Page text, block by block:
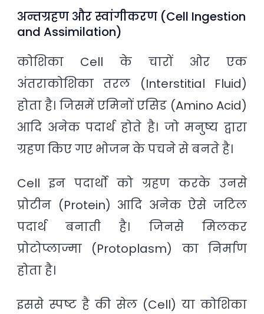
अन्तग्रहण और स्वांगीकरण (Cell Ingestion
and Assimilation)
कोशिका Cell के चारों ओर एक
अंतराकोशिका तरल (Interstitial Fluid)
होता है। जिसमें एमिनों एसिड (Amino Acid)
आदि अनेक पदार्थ होते है। जो मनुष्य द्वारा
ग्रहण किए गए भोजन के पचने से बनते है।
Cell इन पदार्थो को ग्रहण करके उनसे
प्रोटीन (Protein) आदि अनेक ऐसे जटिल
पदार्थ बनाती है। जिनसे मिलकर
प्रोटोप्लाज्मा (Protoplasm) का निर्माण
होता है।
इससे स्पष्ट है की सेल (Cell) या कोशिका